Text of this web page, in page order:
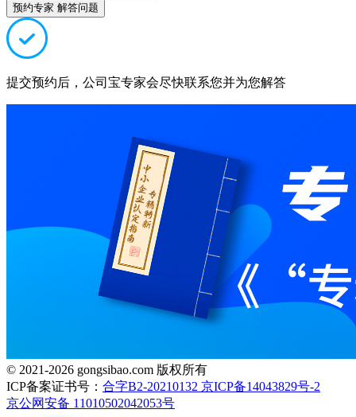
预约专家 解答问题
提交预约后，公司宝专家会尽快联系您并为您解答
© 2021-2026 gongsibao.com 版权所有
ICP备案证书号： 合字B2-20210132 京ICP备14043829号-2
京公网安备 11010502042053号